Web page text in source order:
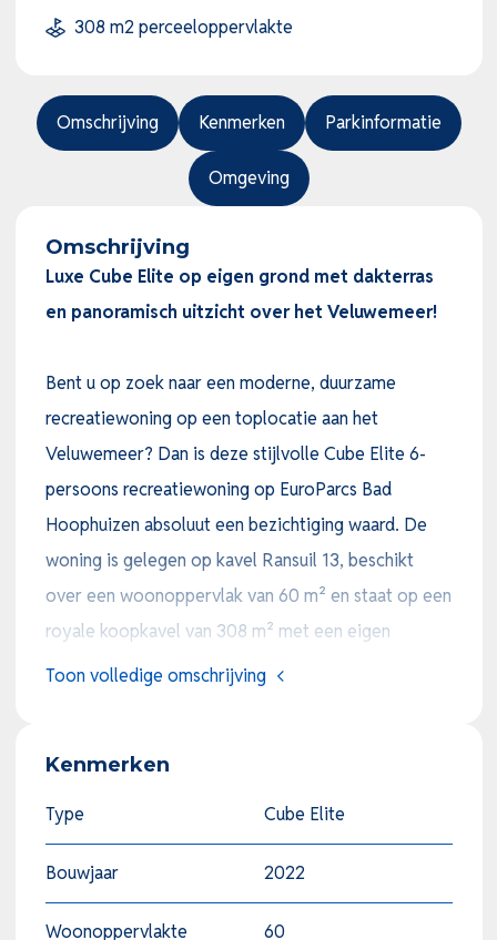
308 m2 perceeloppervlakte
Omschrijving Kenmerken Parkinformatie
Omgeving
Omschrijving
Luxe Cube Elite op eigen grond met dakterras
en panoramisch uitzicht over het Veluwemeer!
Bent u op zoek naar een moderne, duurzame
recreatiewoning op een toplocatie aan het
Veluwemeer? Dan is deze stijlvolle Cube Elite 6-
persoons recreatiewoning op EuroParcs Bad
Hoophuizen absoluut een bezichtiging waard. De
woning is gelegen op kavel Ransuil 13, beschikt
over een woonoppervlak van 60 m² en staat op een
royale koopkavel van 308 m² met een eigen
parkeerplaats.
haar eigentijdse uitstraling, grote raampartijen en
hoogwaardige afwerking. De lichte woonkamer is
voorzien van een sfeervolle elektrische haard en
biedt dankzij de schuifpui een directe verbinding
Toon volledige omschrijving
Kenmerken
Type Cube Elite
Bouwjaar 2022
Woonoppervlakte 60